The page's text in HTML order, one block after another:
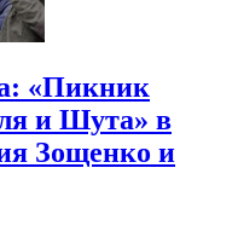
«Пикник
и Шута» в
Зощенко и